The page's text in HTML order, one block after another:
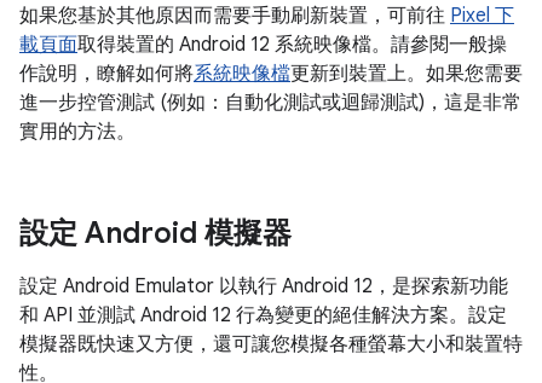
如果您基於其他原因而需要手動刷新裝置，可前往 Pixel 下
載頁面取得裝置的 Android 12 系統映像檔。請參閱一般操
作說明，瞭解如何將系統映像檔更新到裝置上。如果您需要
進一步控管測試 (例如：自動化測試或迴歸測試)，這是非常
實用的方法。
設定 Android 模擬器
設定 Android Emulator 以執行 Android 12，是探索新功能
和 API 並測試 Android 12 行為變更的絕佳解決方案。設定
模擬器既快速又方便，還可讓您模擬各種螢幕大小和裝置特
性。